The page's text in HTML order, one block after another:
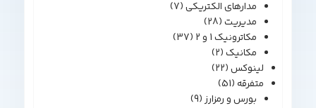
مدارهای الکتریکی(7)
مدیریت(28)
مکاترونیک 1 و 2
(37)
مکانیک(2)
لینوکس(22)
متفرقه(51)
بورس و رمزارز(9)